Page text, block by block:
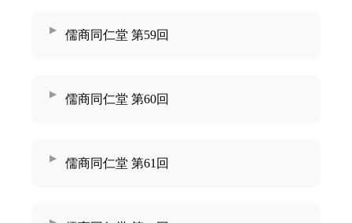
儒商同仁堂 第59回
儒商同仁堂 第60回
儒商同仁堂 第61回